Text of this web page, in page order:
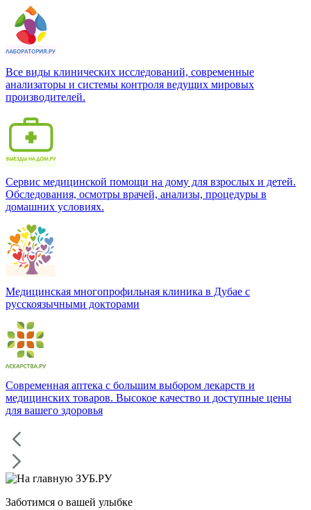
Все виды клинических исследований, современные
анализаторы и системы контроля ведущих мировых
производителей.
Сервис медицинской помощи на дому для взрослых и детей.
Обследования, осмотры врачей, анализы, процедуры в
домашних условиях.
Медицинская многопрофильная клиника в Дубае с
русскоязычными докторами
Современная аптека с большим выбором лекарств и
медицинских товаров. Высокое качество и доступные цены
для вашего здоровья
Заботимся о вашей улыбке